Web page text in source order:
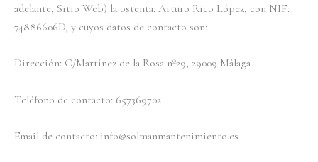
adelante, Sitio Web) la ostenta: Arturo Rico López, con NIF:
74886606D, y cuyos datos de contacto son:
Dirección: C/Martínez de la Rosa nº29, 29009 Málaga
Teléfono de contacto: 657369702
Email de contacto: info@solmanmantenimiento.es